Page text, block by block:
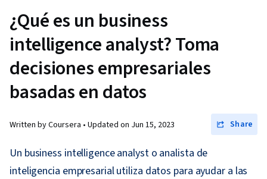
¿Qué es un business
intelligence analyst? Toma
decisiones empresariales
basadas en datos
Written by Coursera • Updated on Jun 15, 2023 Share
Un business intelligence analyst o analista de
inteligencia empresarial utiliza datos para ayudar a las